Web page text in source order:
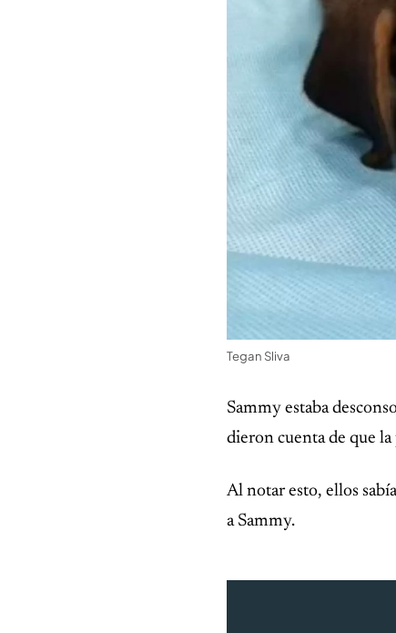
Tegan Sliva
Sammy estaba
dieron cuenta de que
Al notar esto, ellos
a Sammy.